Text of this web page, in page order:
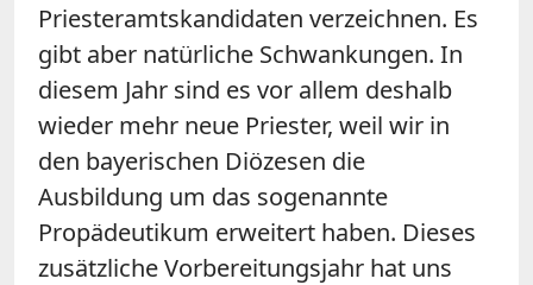
Priesteramtskandidaten verzeichnen. Es
gibt aber natürliche Schwankungen. In
diesem Jahr sind es vor allem deshalb
wieder mehr neue Priester, weil wir in
den bayerischen Diözesen die
Ausbildung um das sogenannte
Propädeutikum erweitert haben. Dieses
zusätzliche Vorbereitungsjahr hat uns